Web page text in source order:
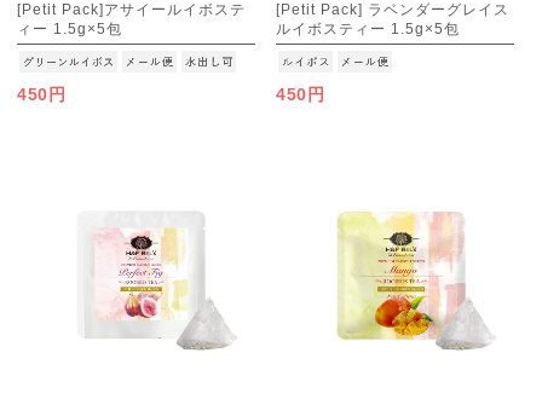
[Petit Pack]アサイールイボステ
ィー 1.5g×5包
[M便 1/10]
450円
[Petit Pack] ラベンダーグレイス
ルイボスティー 1.5g×5包
[M便 1/10]
450円